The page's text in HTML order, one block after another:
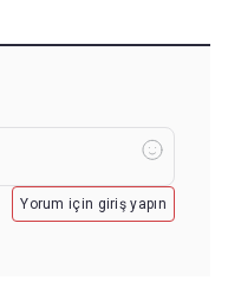
Yorum için giriş yapın